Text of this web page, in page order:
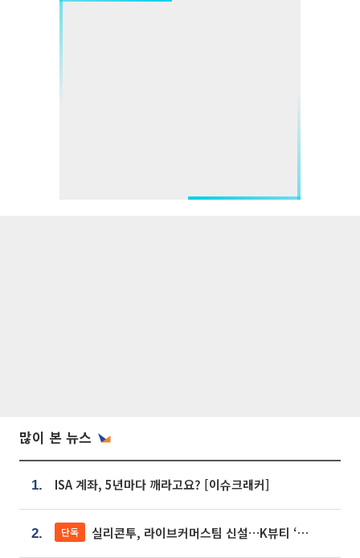
많이 본 뉴스
1. ISA 계좌, 5년마다 깨라고요? [이슈크래커]
2. 단독 실리콘투, 라이브커머스팀 신설…K뷰티 ‘글로벌 판매망’ 확대[K뷰티 라방戰]